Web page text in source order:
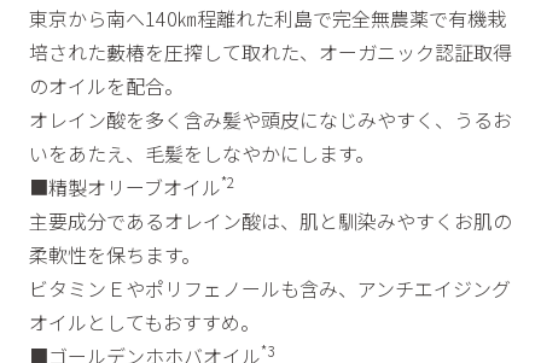
東京から南へ140㎞程離れた利島で完全無農薬で有機栽
培された藪椿を圧搾して取れた、オーガニック認証取得
のオイルを配合。
オレイン酸を多く含み髪や頭皮になじみやすく、うるお
いをあたえ、毛髪をしなやかにします。
■精製オリーブオイル*2
主要成分であるオレイン酸は、肌と馴染みやすくお肌の
柔軟性を保ちます。
ビタミンＥやポリフェノールも含み、アンチエイジング
オイルとしてもおすすめ。
■ゴールデンホホバオイル*3